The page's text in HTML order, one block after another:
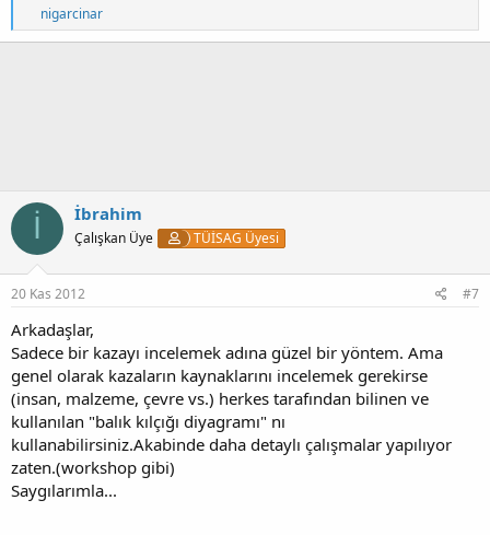
T
e
p
nigarcinar
İ İbrahim
Çalışkan Üye TÜİSAG Üyesi
20 Kas 2012 #7
Arkadaşlar,
Sadece bir kazayı incelemek adına güzel bir yöntem. Ama
genel olarak kazaların kaynaklarını incelemek gerekirse
(insan, malzeme, çevre vs.) herkes tarafından bilinen ve
kullanılan "balık kılçığı diyagramı" nı
kullanabilirsiniz.Akabinde daha detaylı çalışmalar yapılıyor
zaten.(workshop gibi)
Saygılarımla...